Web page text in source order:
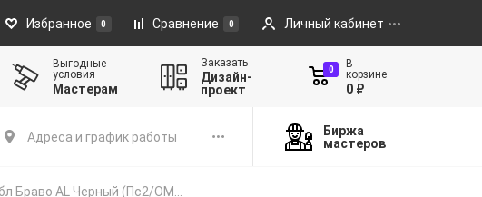
Избранное 0 Сравнение 0 Личный кабинет
Выгодные
условия
Мастерам
Заказать
Дизайн-
проект
0
В
корзине
0 ₽
Адреса и график работы
Биржа
мастеров
Браво AL Черный (Пc2/ОM...